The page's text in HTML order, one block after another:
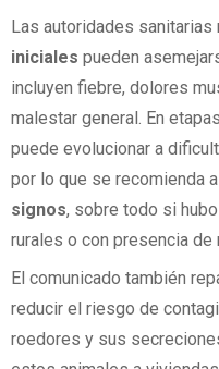
Las autoridades sanitarias
iniciales pueden
incluyen fiebre, dolores
malestar general. En
puede evolucionar a
por lo que se recomienda
signos, sobre todo si
rurales o con presencia de
El comunicado también
reducir el riesgo de
roedores y sus